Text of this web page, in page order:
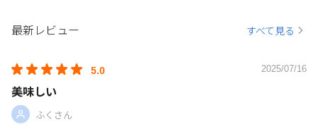
最新レビュー すべて見る
5.0 2025/07/16
美味しい
ふくさん